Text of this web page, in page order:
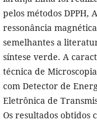
pelos métodos DPPH,
ressonância
semelhantes a
síntese verde. A
técnica de
com Detector de
Eletrônica de
Os resultados obtidos